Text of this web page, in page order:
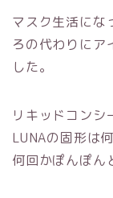
マスク生活にな
ろの代わりにア
した。
リキッドコンシ
LUNAの固形は
何回かぽんぽん